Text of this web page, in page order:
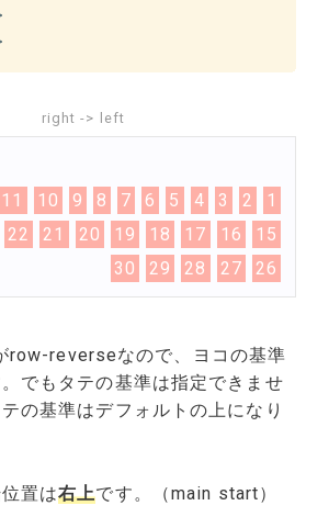
right -> left
1
2
3
4
5
6
7
8
9
10
11
15
16
17
18
19
20
21
22
26
27
28
29
30
reverseなので、ヨコの基準
でもタテの基準は指定できませ
の基準はデフォルトの上になり
置は右上です。（main start）